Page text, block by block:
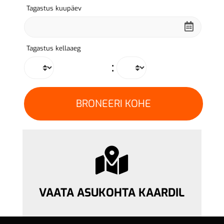
Tagastus kuupäev
Tagastus kellaaeg
:
VAATA ASUKOHTA KAARDIL